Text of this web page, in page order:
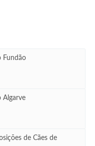
Fundão
Algarve
de Cães de